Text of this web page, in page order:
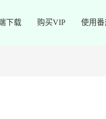
下载 购买VIP 使用番